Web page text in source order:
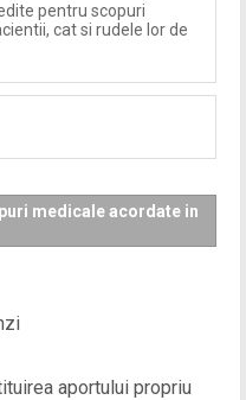
pentru scopuri
cat si rudele lor de
medicale acordate in
aportului propriu